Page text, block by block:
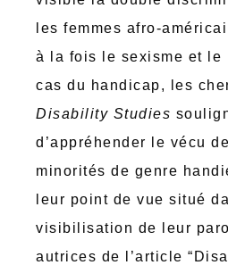
les femmes afro-
à la fois le sexisme et le
cas du handicap, les
Disability Studies
d’appréhender le vécu
minorités de genre
leur point de vue situé
visibilisation de leur
autrices de l’article